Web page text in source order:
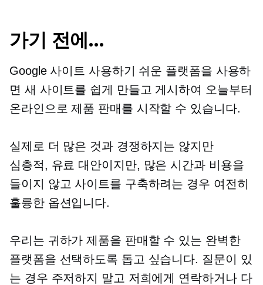
가기 전에…
Google 사이트 사용하기 쉬운 플랫폼을 사용하
면 새 사이트를 쉽게 만들고 게시하여 오늘부터
온라인으로 제품 판매를 시작할 수 있습니다.
실제로 더 많은 것과 경쟁하지는 않지만
심층적, 유료 대안이지만, 많은 시간과 비용을
들이지 않고 사이트를 구축하려는 경우 여전히
훌륭한 옵션입니다.
우리는 귀하가 제품을 판매할 수 있는 완벽한
플랫폼을 선택하도록 돕고 싶습니다. 질문이 있
는 경우 주저하지 말고 저희에게 연락하거나 다